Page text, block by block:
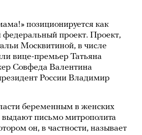
позиционируется как
проект. Проект,
Москвитиной, в числе
вице-премьер Татьяна
Совфеда Валентина
России Владимир
беременным в женских
выдают письмо митрополита
он, в частности, называет